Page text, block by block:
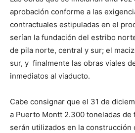
audio
aprobación conforme a las
contractuales estipuladas en el
serían la fundación del estribo
de pila norte, central y sur; el
sur, y finalmente las obras viales
inmediatos al viaducto.
Cabe consignar que el 31 de
a Puerto Montt 2.300 toneladas
serán utilizados en la construcción